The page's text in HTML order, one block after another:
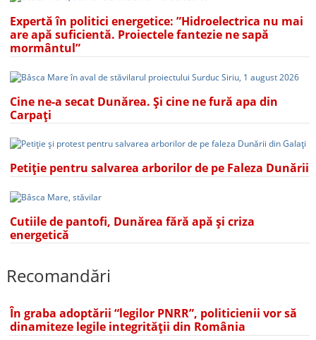
Expertă în politici energetice: ”Hidroelectrica nu mai
are apă suficientă. Proiectele fantezie ne sapă
mormântul”
Cine ne-a secat Dunărea. Și cine ne fură apa din
Carpați
Petiție pentru salvarea arborilor de pe Faleza Dunării
Cutiile de pantofi, Dunărea fără apă și criza
energetică
Recomandări
În graba adoptării “legilor PNRR”, politicienii vor să
dinamiteze legile integrității din România